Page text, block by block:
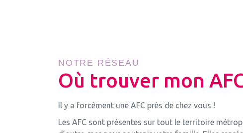
NOTRE RÉSEAU
Où trouver mon
Il y a forcément une AFC près de chez vous !
Les AFC sont présentes sur tout le territoire